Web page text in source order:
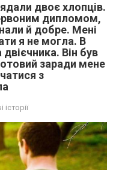
двоє хлопців.
дипломом,
й добре. Мені
я не могла. В
Він був
заради мене
з
історії